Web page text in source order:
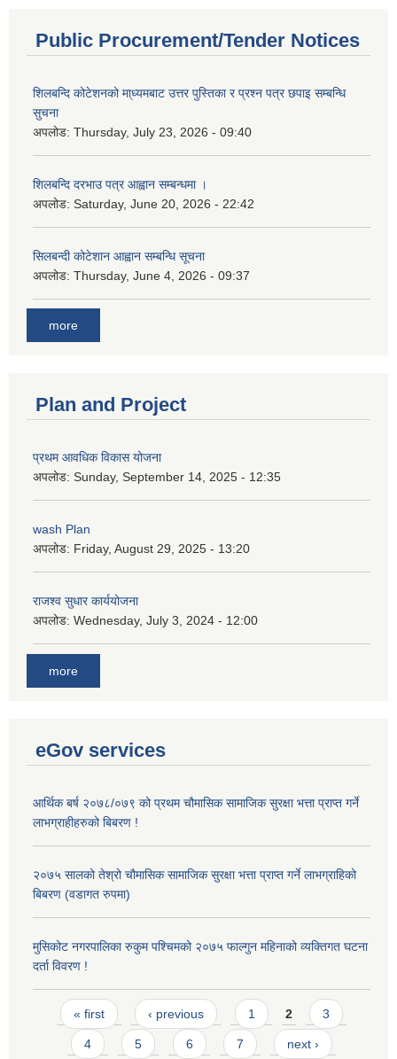
Public Procurement/Tender Notices
शिलबन्दि कोटेशनको मा्ध्यमबाट उत्तर पुस्तिका र प्रश्न पत्र छपाइ सम्बन्धि
सुचना
अपलोड: Thursday, July 23, 2026 - 09:40
शिलबन्दि दरभाउ पत्र आह्वान सम्बन्धमा ।
अपलोड: Saturday, June 20, 2026 - 22:42
सिलबन्दी कोटेशान आह्वान सम्बन्धि सूचना
अपलोड: Thursday, June 4, 2026 - 09:37
more
Plan and Project
प्रथम आवधिक विकास योजना
अपलोड: Sunday, September 14, 2025 - 12:35
wash Plan
अपलोड: Friday, August 29, 2025 - 13:20
राजश्व सुधार कार्ययोजना
अपलोड: Wednesday, July 3, 2024 - 12:00
more
eGov services
आर्थिक बर्ष २०७८/०७९ को प्रथम चौमासिक सामाजिक सुरक्षा भत्ता प्राप्त गर्ने
लाभग्राहीहरुको बिबरण !
२०७५ सालको तेश्रो चौमासिक सामाजिक सुरक्षा भत्ता प्राप्त गर्ने लाभग्राहिको
बिबरण (वडागत रुपमा)
मुसिकोट नगरपालिका रुकुम पश्चिमको २०७५ फाल्गुन महिनाको व्यक्तिगत घटना
दर्ता विवरण !
Pages
« first ‹ previous 1 2 3
4 5 6 7 next ›